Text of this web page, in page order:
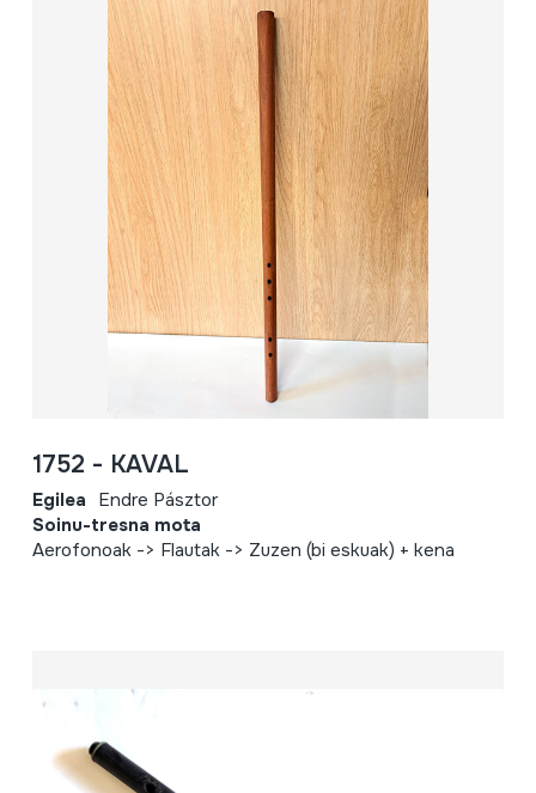
1752 - KAVAL
Egilea Endre Pásztor
Soinu-tresna mota
Aerofonoak -> Flautak -> Zuzen (bi eskuak) + kena